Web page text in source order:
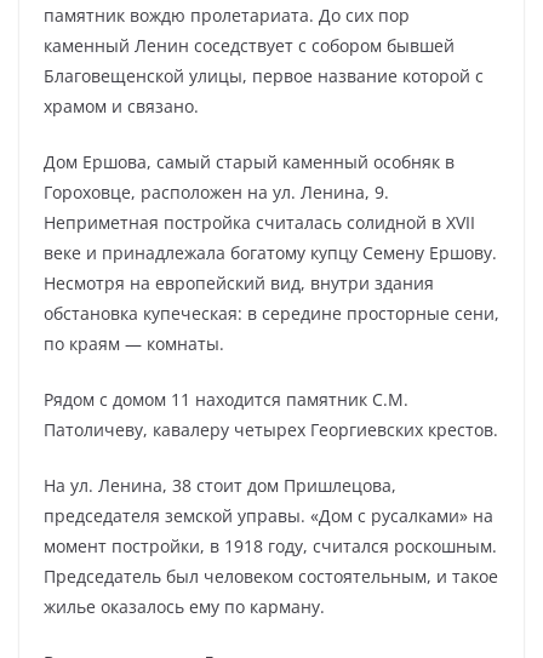
памятник вождю пролетариата. До сих пор
каменный Ленин соседствует с собором бывшей
Благовещенской улицы, первое название которой с
храмом и связано.
Дом Ершова, самый старый каменный особняк в
Гороховце, расположен на ул. Ленина, 9.
Неприметная постройка считалась солидной в XVII
веке и принадлежала богатому купцу Семену Ершову.
Несмотря на европейский вид, внутри здания
обстановка купеческая: в середине просторные сени,
по краям — комнаты.
Рядом с домом 11 находится памятник С.М.
Патоличеву, кавалеру четырех Георгиевских крестов.
На ул. Ленина, 38 стоит дом Пришлецова,
председателя земской управы. «Дом с русалками» на
момент постройки, в 1918 году, считался роскошным.
Председатель был человеком состоятельным, и такое
жилье оказалось ему по карману.